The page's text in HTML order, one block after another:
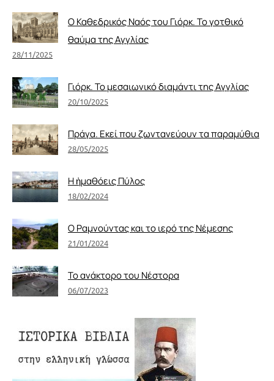
Ο Καθεδρικός Ναός του Γιόρκ. Το γοτθικό
θαύμα της Αγγλίας
28/11/2025
Γιόρκ. Το μεσαιωνικό διαμάντι της Αγγλίας
20/10/2025
Πράγα. Εκεί που ζωντανεύουν τα παραμύθια
28/05/2025
Η ἠμαθόεις Πύλος
18/02/2024
Ο Ραμνούντας και το ιερό της Νέμεσης
21/01/2024
Το ανάκτορο του Νέστορα
06/07/2023